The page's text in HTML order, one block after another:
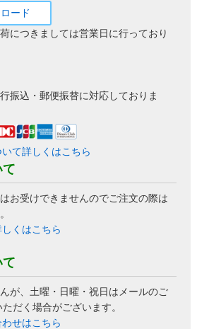
ード
につきましては営業日に行っており
振込・郵便振替に対応しておりま
て詳しくはこちら
お受けできませんのでご注文の際は
くはこちら
が、土曜・日曜・祝日はメールのご
だく場合がございます。
せはこちら